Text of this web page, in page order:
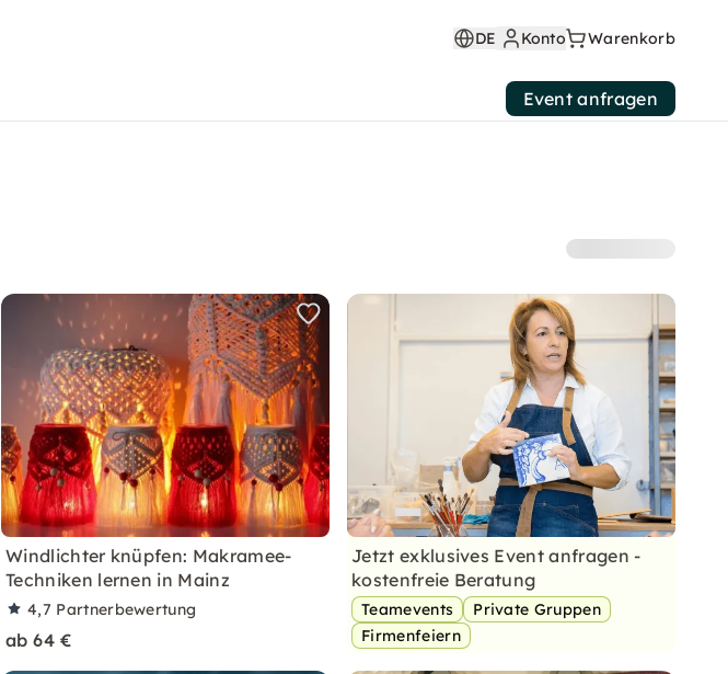
Windlichter knüpfen: Makramee-
Techniken lernen in Mainz
4,7 Partnerbewertung
ab 64 €
Jetzt exklusives Event anfragen -
kostenfreie Beratung
Teamevents
Private Gruppen
Firmenfeiern
DE Konto Warenkorb
Event anfragen